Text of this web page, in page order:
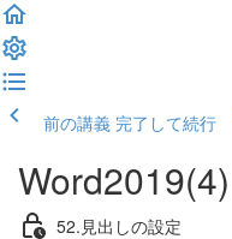
前の講義 完了して続行
Word2019(4)
52.見出しの設定